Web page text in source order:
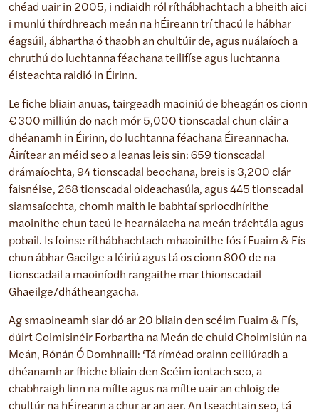
chéad uair in 2005, i ndiaidh ról ríthábhachtach a bheith aici
i munlú thírdhreach meán na hÉireann trí thacú le hábhar
éagsúil, ábhartha ó thaobh an chultúir de, agus nuálaíoch a
chruthú do luchtanna féachana teilifíse agus luchtanna
éisteachta raidió in Éirinn.
Le fiche bliain anuas, tairgeadh maoiniú de bheagán os cionn
€300 milliún do nach mór 5,000 tionscadal chun cláir a
dhéanamh in Éirinn, do luchtanna féachana Éireannacha.
Áirítear an méid seo a leanas leis sin: 659 tionscadal
drámaíochta, 94 tionscadal beochana, breis is 3,200 clár
faisnéise, 268 tionscadal oideachasúla, agus 445 tionscadal
siamsaíochta, chomh maith le babhtaí spriocdhírithe
maoinithe chun tacú le hearnálacha na meán tráchtála agus
pobail. Is foinse ríthábhachtach mhaoinithe fós í Fuaim & Fís
chun ábhar Gaeilge a léiriú agus tá os cionn 800 de na
tionscadail a maoiníodh rangaithe mar thionscadail
Ghaeilge/dhátheangacha.
Ag smaoineamh siar dó ar 20 bliain den scéim Fuaim & Fís,
dúirt Coimisinéir Forbartha na Meán de chuid Choimisiún na
Meán, Rónán Ó Domhnaill: ‘Tá ríméad orainn ceiliúradh a
dhéanamh ar fhiche bliain den Scéim iontach seo, a
chabhraigh linn na mílte agus na mílte uair an chloig de
chultúr na hÉireann a chur ar an aer. An tseachtain seo, tá